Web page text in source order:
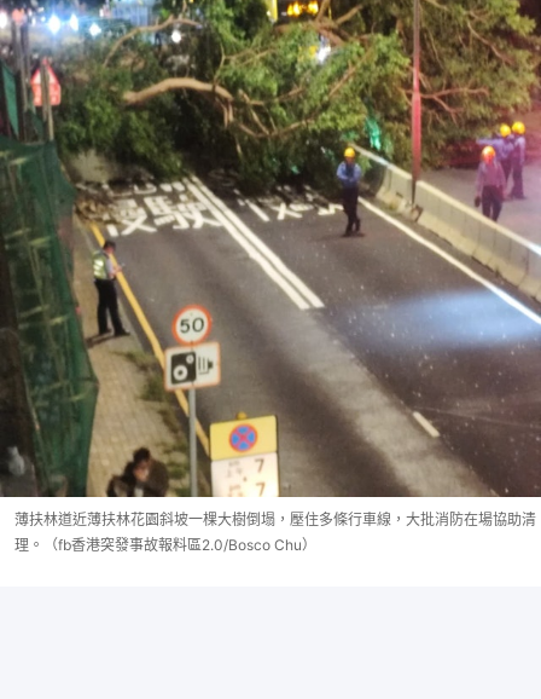
薄扶林道近薄扶林花園斜坡一棵大樹倒塌，壓住多條行車線，大批消防在場協助清
理。（fb香港突發事故報料區2.0/Bosco Chu）